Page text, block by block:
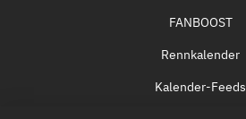
FANBOOST
Rennkalender
Kalender-Feeds